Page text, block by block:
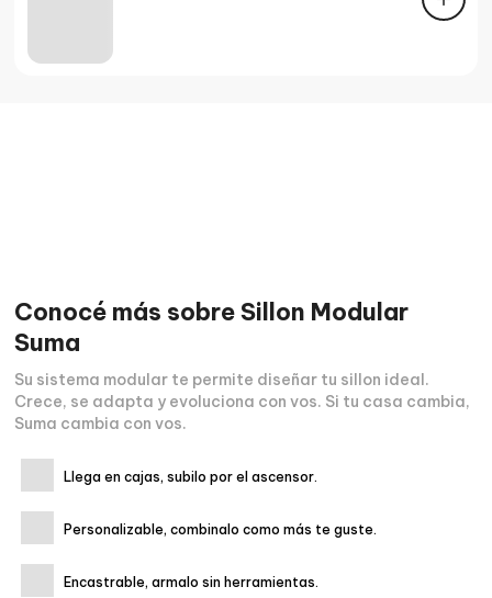
Conocé más sobreSillon Modular
Suma
Su sistema modular te permite diseñar tu sillon ideal.
Crece, se adapta y evoluciona con vos. Si tu casa cambia,
Suma cambia con vos.
Llega en cajas, subilo por el ascensor.
Personalizable, combinalo como más te guste.
Encastrable, armalo sin herramientas.